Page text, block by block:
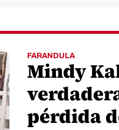
FARANDULA
Mindy
pérdida